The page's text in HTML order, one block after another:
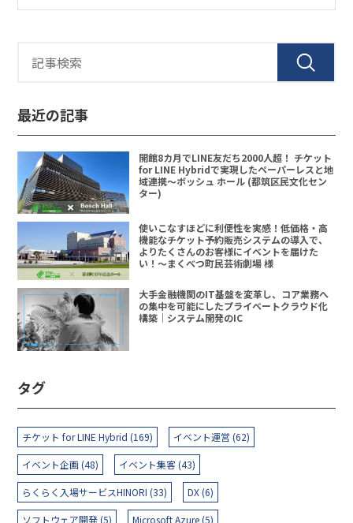
最近の記事
開館8カ月でLINE友だち2000人超！ チケット
for LINE Hybridで実現したペーパーレスと地
域連携〜ボッシュ ホール (都筑区民文化セン
ター)
使いこなすほどに利便性を実感！低価格・高
機能なチケット予約販売システムの導入で、
よりたくさんのお客様にイベントを届けた
い！〜まくべつ町民芸術劇場 様
大手金融機関のIT基盤を変革し、コア業務へ
の集中を可能にしたプライベートクラウド化
構築｜システム開発のIC
タグ
チケット for LINE Hybrid (169) イベント運営 (62)
イベント企画 (48) イベント集客 (43)
らくらく入場サービスHINORI (33) DX (6)
ソフトウェア開発 (5) Microsoft Azure (5)